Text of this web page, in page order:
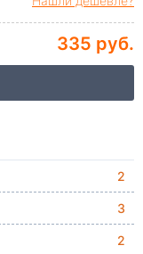
335 руб.
2
3
2